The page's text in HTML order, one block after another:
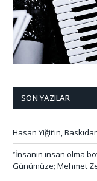
SON YAZILAR
Hasan Yiğit’in,
‘’İnsanın insan olma
Günümüze; Mehmet